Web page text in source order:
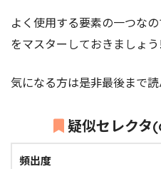
よく使用する要素の一つな
をマスターしておきましょ
気になる方は是非最後まで読
疑似セレク
頻出度